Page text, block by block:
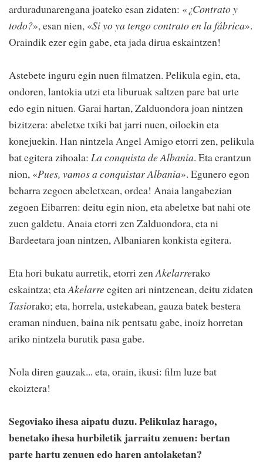
arduradunarengana joateko esan zidaten: « ¿Contrato y
todo?», esan nien, «Si yo ya tengo contrato en la fábrica».
Oraindik ezer egin gabe, eta jada dirua eskaintzen!
Astebete inguru egin nuen filmatzen. Pelikula egin, eta,
ondoren, lantokia utzi eta liburuak saltzen pare bat urte
edo egin nituen. Garai hartan, Zalduondora joan nintzen
bizitzera: abeletxe txiki bat jarri nuen, oiloekin eta
konejuekin. Han nintzela Angel Amigo etorri zen, pelikula
bat egitera zihoala: La conquista de Albania. Eta erantzun
nion, «Pues, vamos a conquistar Albania». Egunero egon
beharra zegoen abeletxean, ordea! Anaia langabezian
zegoen Eibarren: deitu egin nion, eta abeletxe bat nahi ote
zuen galdetu. Anaia etorri zen Zalduondora, eta ni
Bardeetara joan nintzen, Albaniaren konkista egitera.
Eta hori bukatu aurretik, etorri zen Akelarrerako
eskaintza; etaAkelarreegiten ari nintzenean, deitu zidaten
Tasiorako; eta, horrela, ustekabean, gauza batek bestera
eraman ninduen, baina nik pentsatu gabe, inoiz horretan
ariko nintzela burutik pasa gabe.
Nola diren gauzak... eta, orain, ikusi: film luze bat
ekoiztera!
Segoviako ihesa aipatu duzu. Pelikulaz harago,
benetako ihesa hurbiletik jarraitu zenuen: bertan
parte hartu zenuen edo haren antolaketan?